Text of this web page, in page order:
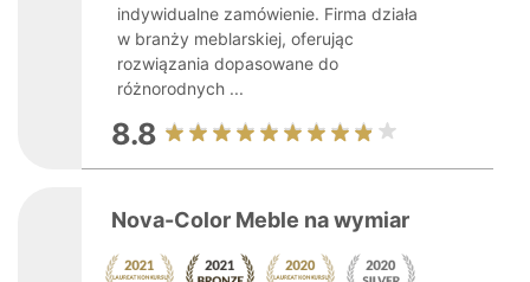
indywidualne zamówienie. Firma działa
w branży meblarskiej, oferując
rozwiązania dopasowane do
różnorodnych ...
8.8
Nova-Color Meble na wymiar